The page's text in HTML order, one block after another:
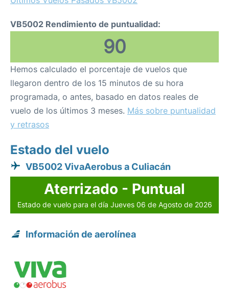
VB5002 Rendimiento de puntualidad:
90
Hemos calculado el porcentaje de vuelos que
llegaron dentro de los 15 minutos de su hora
programada, o antes, basado en datos reales de
vuelo de los últimos 3 meses. Más sobre puntualidad
y retrasos
Estado del vuelo
VB5002 VivaAerobus a Culiacán
Aterrizado - Puntual
Estado de vuelo para el día Jueves 06 de Agosto de 2026
Información de aerolínea